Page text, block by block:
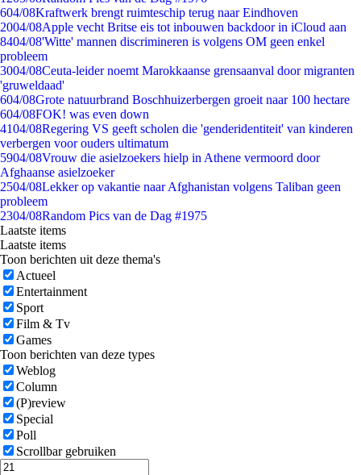
604/08Kraftwerk brengt ruimteschip terug naar Eindhoven
2004/08Apple vecht Britse eis tot inbouwen backdoor in iCloud aan
8404/08'Witte' mannen discrimineren is volgens OM geen enkel
probleem
3004/08Ceuta-leider noemt Marokkaanse grensaanval door migranten
'gruweldaad'
604/08Grote natuurbrand Boschhuizerbergen groeit naar 100 hectare
604/08FOK! was even down
4104/08Regering VS geeft scholen die 'genderidentiteit' van kinderen
verbergen voor ouders ultimatum
5904/08Vrouw die asielzoekers hielp in Athene vermoord door
Afghaanse asielzoeker
2504/08Lekker op vakantie naar Afghanistan volgens Taliban geen
probleem
2304/08Random Pics van de Dag #1975
Laatste items
Laatste items
Toon berichten uit deze thema's
Actueel
Entertainment
Sport
Film & Tv
Games
Toon berichten van deze types
Weblog
Column
(P)review
Special
Poll
Scrollbar gebruiken